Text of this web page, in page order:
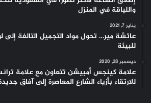
واللياقة في المنزل
يناير 7, 2021
عائشة مير… تحول مواد التجميل التالفة
للبيئة
ديسمبر 28, 2020
علامة كينجس أمبيشن تتعاون مع علامة
للارتقاء بأزياء الشارع المعاصرة إلى آفاق